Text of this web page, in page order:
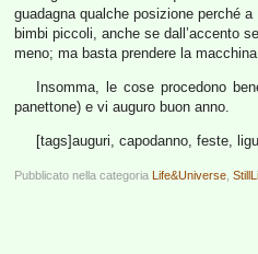
guadagna qualche posizione perché
bimbi piccoli, anche se dall’accento
meno; ma basta prendere la
Insomma, le cose procedono
panettone) e vi auguro buon anno.
[tags]auguri, capodanno, feste,
Pubblicato nella categoria Life&Universe